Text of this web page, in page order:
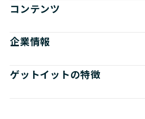
コンテンツ
企業情報
ゲットイットの特徴